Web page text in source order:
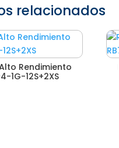
relacionados
Rendimiento
1G-12S+2XS